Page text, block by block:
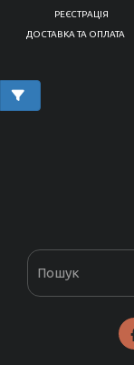
РЕЄСТРАЦІЯ
ДОСТАВКА ТА ОПЛАТА